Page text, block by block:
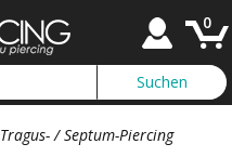
0
Tragus- / Septum-Piercing